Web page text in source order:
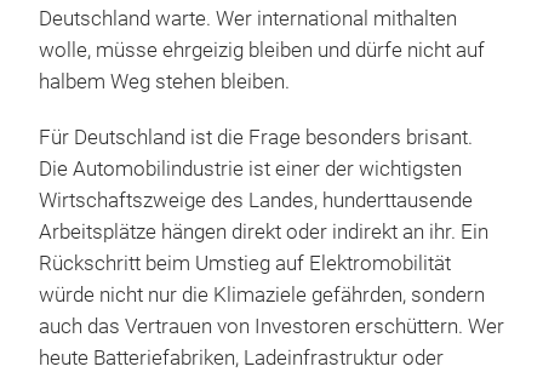
Deutschland warte. Wer international mithalten
wolle, müsse ehrgeizig bleiben und dürfe nicht auf
halbem Weg stehen bleiben.
Für Deutschland ist die Frage besonders brisant.
Die Automobilindustrie ist einer der wichtigsten
Wirtschaftszweige des Landes, hunderttausende
Arbeitsplätze hängen direkt oder indirekt an ihr. Ein
Rückschritt beim Umstieg auf Elektromobilität
würde nicht nur die Klimaziele gefährden, sondern
auch das Vertrauen von Investoren erschüttern. Wer
heute Batteriefabriken, Ladeinfrastruktur oder